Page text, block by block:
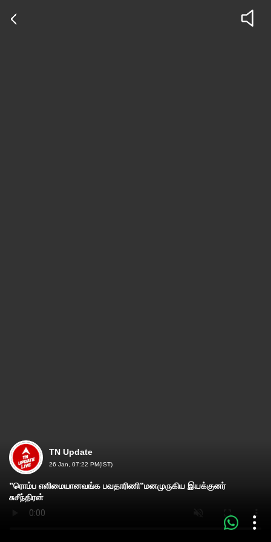
TN Update
26 Jan, 07:22 PM(IST)
”ரொம்ப எளிமையானவங்க பவதாரிணி”மனமுருகிய இயக்குனர்
சுசீந்திரன்